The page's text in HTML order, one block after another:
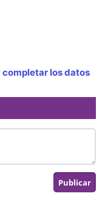
los datos